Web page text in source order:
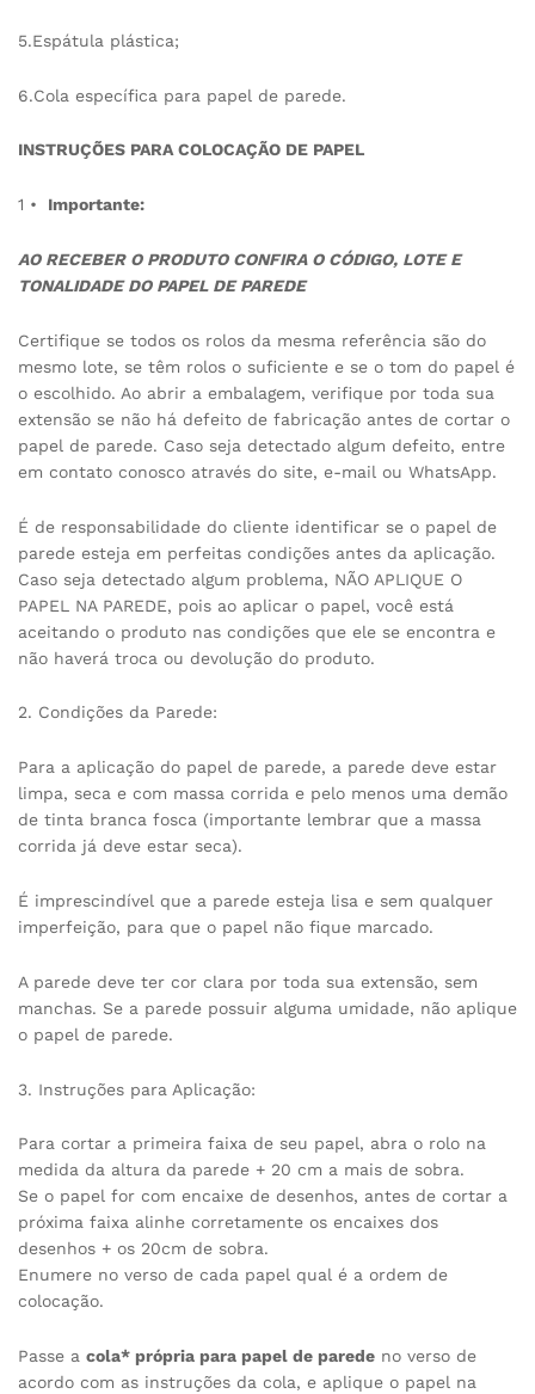
5.Espátula plástica;
6.Cola específica para papel de parede.
INSTRUÇÕES PARA COLOCAÇÃO DE PAPEL
1 • Importante:
AO RECEBER O PRODUTO CONFIRA O CÓDIGO, LOTE E
TONALIDADE DO PAPEL DE PAREDE
Certifique se todos os rolos da mesma referência são do
mesmo lote, se têm rolos o suficiente e se o tom do papel é
o escolhido. Ao abrir a embalagem, verifique por toda sua
extensão se não há defeito de fabricação antes de cortar o
papel de parede. Caso seja detectado algum defeito, entre
em contato conosco através do site, e-mail ou WhatsApp.
É de responsabilidade do cliente identificar se o papel de
parede esteja em perfeitas condições antes da aplicação.
Caso seja detectado algum problema, NÃO APLIQUE O
PAPEL NA PAREDE, pois ao aplicar o papel, você está
aceitando o produto nas condições que ele se encontra e
não haverá troca ou devolução do produto.
2. Condições da Parede:
Para a aplicação do papel de parede, a parede deve estar
limpa, seca e com massa corrida e pelo menos uma demão
de tinta branca fosca (importante lembrar que a massa
corrida já deve estar seca).
É imprescindível que a parede esteja lisa e sem qualquer
imperfeição, para que o papel não fique marcado.
A parede deve ter cor clara por toda sua extensão, sem
manchas. Se a parede possuir alguma umidade, não aplique
o papel de parede.
3. Instruções para Aplicação:
Para cortar a primeira faixa de seu papel, abra o rolo na
medida da altura da parede + 20 cm a mais de sobra.
Se o papel for com encaixe de desenhos, antes de cortar a
próxima faixa alinhe corretamente os encaixes dos
desenhos + os 20cm de sobra.
Enumere no verso de cada papel qual é a ordem de
colocação.
Passe a cola* própria para papel de parede no verso de
acordo com as instruções da cola, e aplique o papel na